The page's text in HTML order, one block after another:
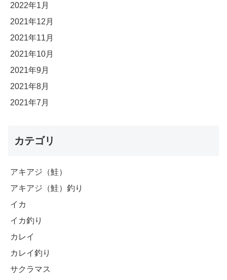
2022年1月
2021年12月
2021年11月
2021年10月
2021年9月
2021年8月
2021年7月
カテゴリ
アキアジ（鮭）
アキアジ（鮭）釣り
イカ
イカ釣り
カレイ
カレイ釣り
サクラマス